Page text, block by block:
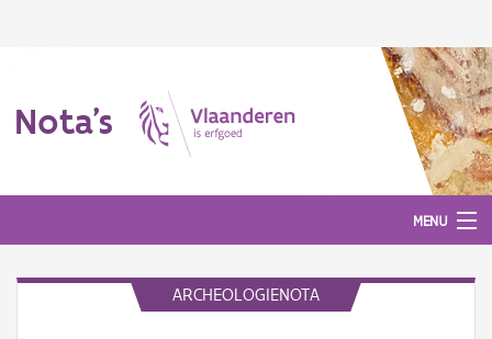
Nota's
MENU
ARCHEOLOGIENOTA